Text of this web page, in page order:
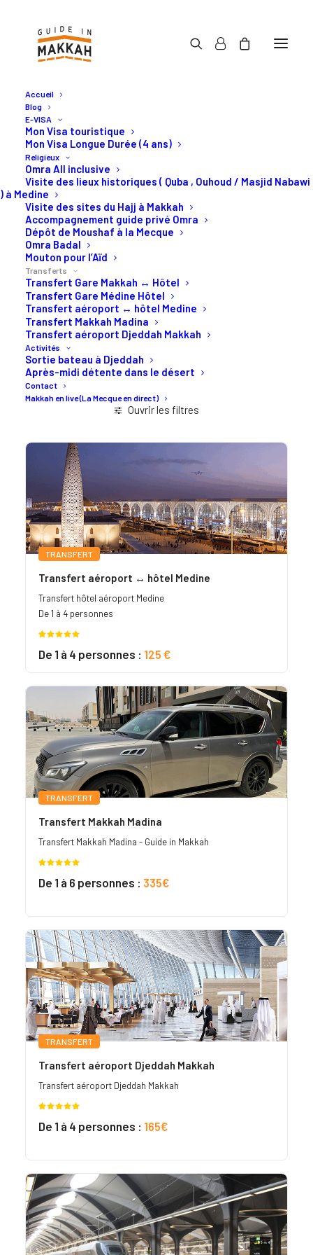
Accueil
Blog
E-VISA
Mon Visa touristique
Mon Visa Longue Durée (4 ans)
Religieux
Omra All inclusive
Visite des lieux historiques ( Quba , Ouhoud / Masjid Nabawi
) à Medine
Visite des sites du Hajj à Makkah
Accompagnement guide privé Omra
Dépôt de Moushaf à la Mecque
Omra Badal
Mouton pour l’Aïd
Transferts
Transfert Gare Makkah ↔ Hôtel
Transfert Gare Médine Hôtel
Transfert aéroport ↔ hôtel Medine
Transfert Makkah Madina
Transfert aéroport Djeddah Makkah
Activités
Sortie bateau à Djeddah
Après-midi détente dans le désert
Contact
Makkah en live (La Mecque en direct)
Vos transferts Omra ou
Hajj en Arabie Saoudite
Transferts Omra ou Hajj privé
de Makkah, Djeddah, Médine.
Ouvrir les filtres
TRANSFERT
Transfert aéroport ↔ hôtel Medine
Transfert hôtel aéroport Medine
De 1 à 4 personnes
sur 5
De 1 à 4 personnes : 125 €
TRANSFERT
Transfert Makkah Madina
Transfert Makkah Madina - Guide in Makkah
sur 5
De 1 à 6 personnes : 335€
TRANSFERT
Transfert aéroport Djeddah Makkah
Transfert aéroport Djeddah Makkah
sur 5
De 1 à 4 personnes : 165€